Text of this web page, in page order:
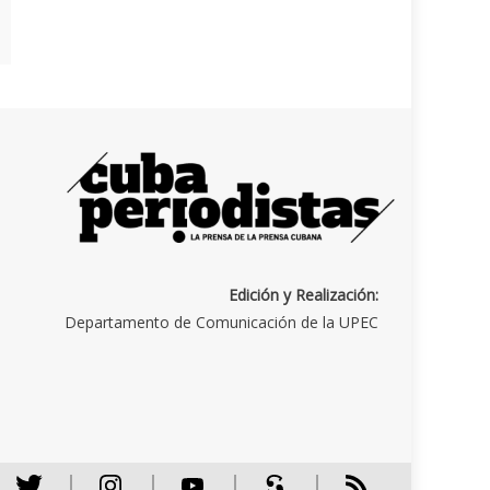
Edición y Realización:
Departamento de Comunicación de la UPEC